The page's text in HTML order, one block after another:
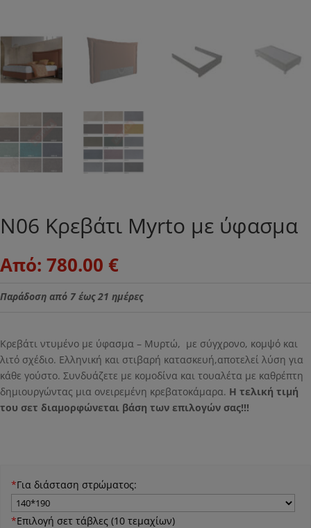
N06 Κρεβάτι Myrto με ύφασμα
Από: 780.00 €
Παράδοση από 7 έως 21 ημέρες
Κρεβάτι ντυμένο με ύφασμα – Μυρτώ, με σύγχρονο, κομψό και
λιτό σχέδιο. Ελληνική και στιβαρή κατασκευή,αποτελεί λύση για
κάθε γούστο. Συνδυάζετε με κομοδίνα και τουαλέτα με καθρέπτη
δημιουργώντας μια ονειρεμένη κρεβατοκάμαρα. Η τελική τιμή
του σετ διαμορφώνεται βάση των επιλογών σας!!!
*Για διάσταση στρώματος:
*Επιλογή σετ τάβλες (10 τεμαχίων)